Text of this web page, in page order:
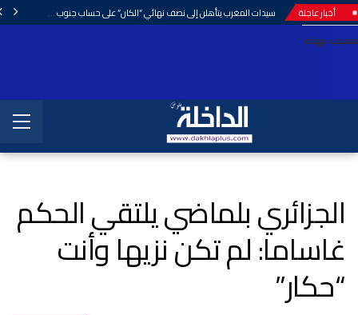
أخبار عاجلة سيدات المغرب يتأهلن إلى نصف نهائي “الكان” على حساب جنوب إفريقيا.
معجب بهذه:
الجزائري بلماضي يلتقي الحكم
غاساما: لم تكن نزيها وأنت
“حكار”